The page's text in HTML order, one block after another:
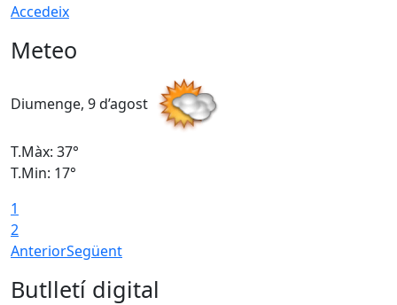
Accedeix
Meteo
Diumenge, 9 d’agost
T.Màx: 37°
T.Min: 17°
1
2
AnteriorSegüent
Butlletí digital